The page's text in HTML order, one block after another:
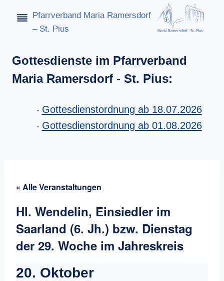
Inhalt
Pfarrverband Maria Ramersdorf
– St. Pius
Gottesdienste im Pfarrverband
Maria Ramersdorf - St. Pius:
Gottesdienstordnung ab 18.07.2026
Gottesdienstordnung ab 01.08.2026
« Alle Veranstaltungen
Hl. Wendelin, Einsiedler im
Saarland (6. Jh.) bzw. Dienstag
der 29. Woche im Jahreskreis
20. Oktober